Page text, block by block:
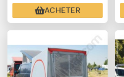
ACHETER